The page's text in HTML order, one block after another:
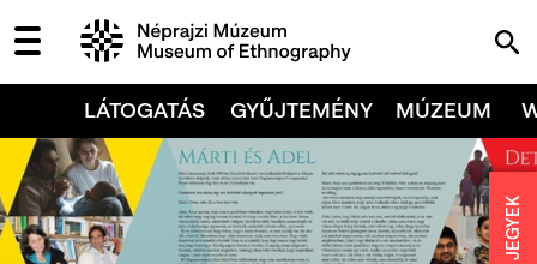
LÁTOGATÁS GYŰJTEMÉNY MÚZEUM
JEGYEK